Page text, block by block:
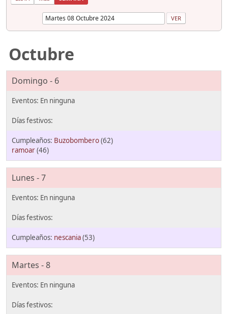
Octubre
Domingo - 6
Buzobombero(62)
ramoar(46)
Lunes - 7
nescania(53)
Martes - 8